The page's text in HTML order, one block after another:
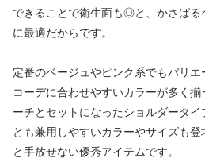
できることで衛生面も◎と、かさばる
に最適だからです。
定番のベージュやピンク系でもバリ
コーデに合わせやすいカラーが多く
ーチとセットになったショルダータ
とも兼用しやすいカラーやサイズも
と手放せない優秀アイテムです。